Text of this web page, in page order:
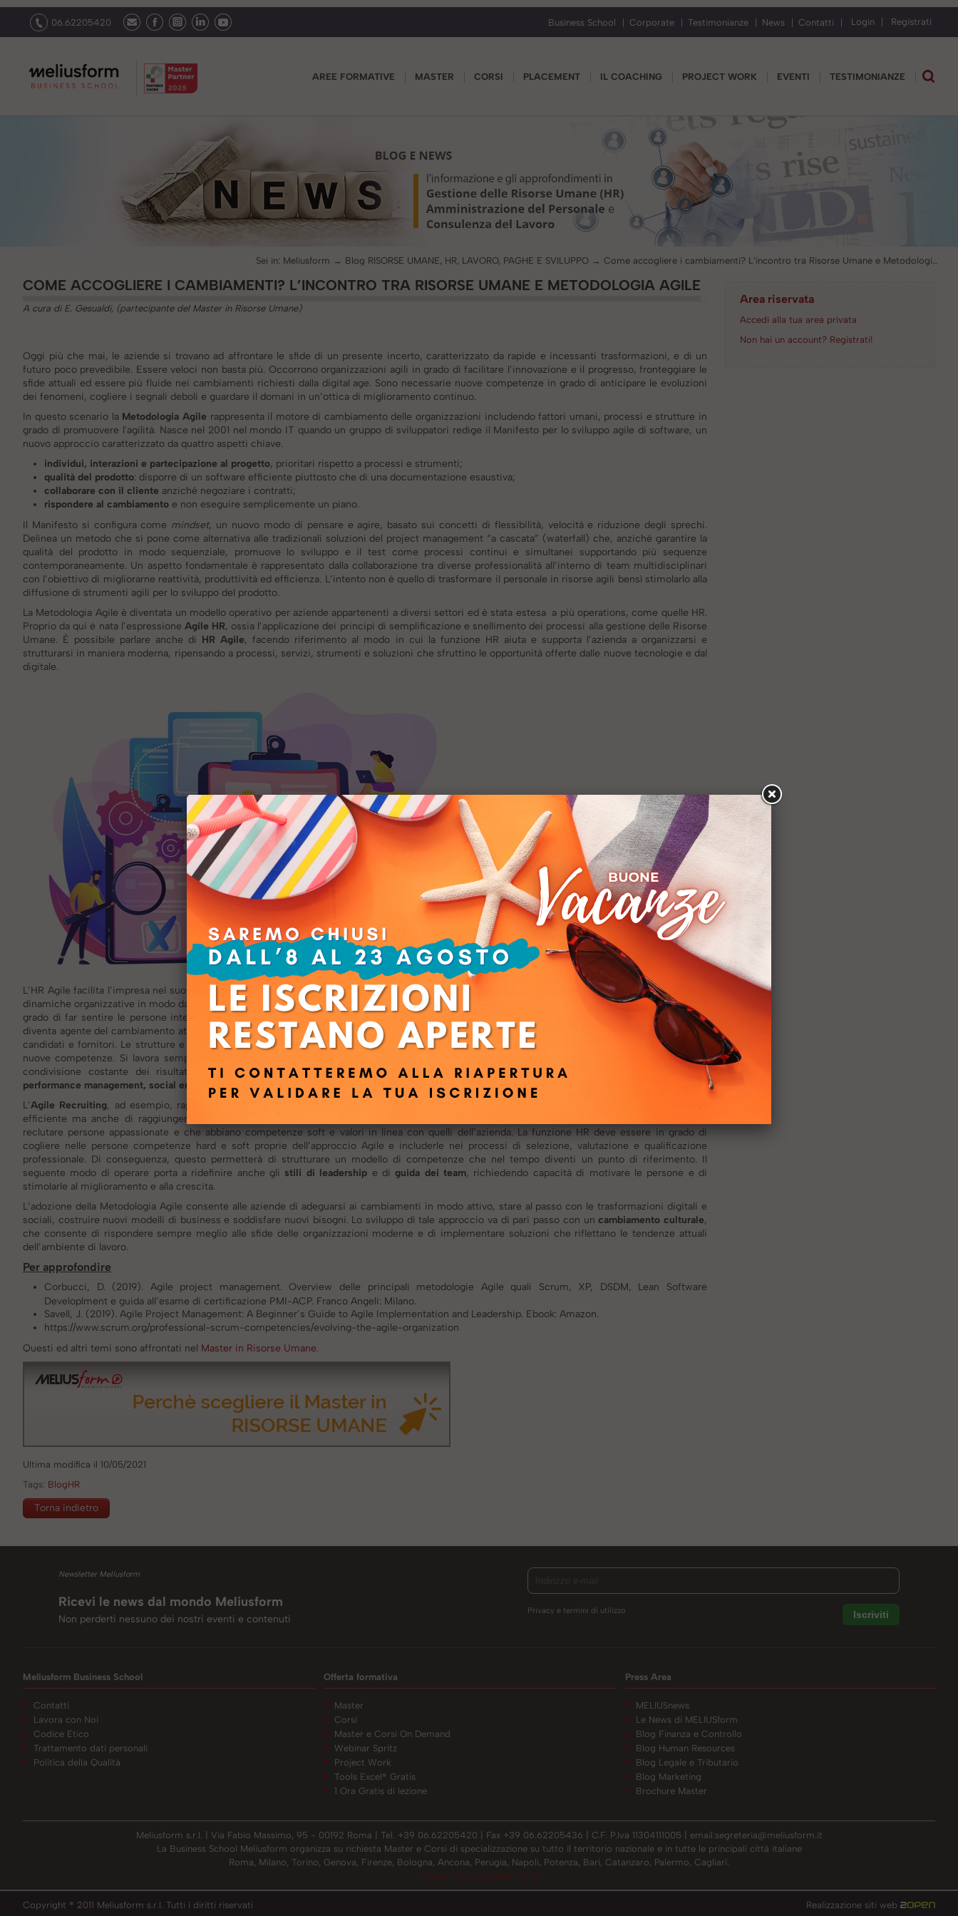
06.62205420 Business School Corporate Testimonianze News Contatti Login Registrati
AREE FORMATIVE MASTER CORSI PLACEMENT IL COACHING PROJECT WORK EVENTI TESTIMONIANZE
Sei in: Meliusform → Blog RISORSE UMANE, HR, LAVORO, PAGHE E SVILUPPO →
COME ACCOGLIERE I CAMBIAMENTI? L’INCONTRO TRA RISORSE UMANE E METODOLOGIA AGILE
A cura di E. Gesualdi, (partecipante del Master in Risorse Umane)
Oggi più che mai, le aziende si trovano ad affrontare le sfide di un presente incerto, caratterizzato da rapide e incessanti trasformazioni, e di un
futuro poco prevedibile. Essere veloci non basta più. Occorrono organizzazioni agili in grado di facilitare l’innovazione e il progresso, fronteggiare le
sfide attuali ed essere più fluide nei cambiamenti richiesti dalla digital age. Sono necessarie nuove competenze in grado di anticipare le evoluzioni
dei fenomeni, cogliere i segnali deboli e guardare il domani in un’ottica di miglioramento continuo.
In questo scenario laMetodologia Agile rappresenta il motore di cambiamento delle organizzazioni includendo fattori umani, processi e strutture in
grado di promuovere l'agilità. Nasce nel 2001 nel mondo IT quando un gruppo di sviluppatori redige il Manifesto per lo sviluppo agile di software, un
nuovo approccio caratterizzato da quattro aspetti chiave.
individui, interazioni e partecipazione al progetto, prioritari rispetto a processi e strumenti;
qualità del prodotto: disporre di un software efficiente piuttosto che di una documentazione esaustiva;
collaborare con il cliente anziché negoziare i contratti;
rispondere al cambiamento e non eseguire semplicemente un piano.
Il Manifesto si configura come mindset, un nuovo modo di pensare e agire, basato sui concetti di flessibilità, velocità e riduzione degli sprechi.
Delinea un metodo che si pone come alternativa alle tradizionali soluzioni del project management “a cascata” (waterfall) che, anziché garantire la
qualità del prodotto in modo sequenziale, promuove lo sviluppo e il test come processi continui e simultanei supportando più sequenze
contemporaneamente. Un aspetto fondamentale è rappresentato dalla collaborazione tra diverse professionalità all’interno di team multidisciplinari
con l’obiettivo di migliorarne reattività, produttività ed efficienza. L’intento non è quello di trasformare il personale in risorse agili bensì stimolarlo alla
diffusione di strumenti agili per lo sviluppo del prodotto.
La Metodologia Agile è diventata un modello operativo per aziende appartenenti a diversi settori ed è stata estesa a più operations, come quelle HR.
Proprio da qui è nata l’espressione Agile HR, ossia l’applicazione dei principi di semplificazione e snellimento dei processi alla gestione delle Risorse
Umane. È possibile parlare anche di HR Agile, facendo riferimento al modo in cui la funzione HR aiuta e supporta l’azienda a organizzarsi e
strutturarsi in maniera moderna, ripensando a processi, servizi, strumenti e soluzioni che sfruttino le opportunità offerte dalle nuove tecnologie e dal
digitale.
L’HR Agile facilita l’impresa nel suo flusso di lavoro giornaliero, la rende più adattabile all’ambiente di business esterno e consente un redesign delle
dinamiche organizzative in modo da gestire le persone e le relative funzioni in maniera più olistica. Si parla di servizi sempre più human-centered, in
grado di far sentire le persone integrate, realizzate e parti di un progetto, puntando a far vivere loro esperienze sempre migliori.
La funzione HR
diventa agente del cambiamento attraverso l’adozione di un diverso approccio gestionale e l’utilizzo di nuove soluzioni da parte di dipendenti, capi,
candidati e fornitori. Le strutture e i modelli di servizio tendono ad essere sempre più ibridi e si assiste alla crescente nascita di nuovi mestieri e
nuove competenze. Si lavora sempre più in
, di monitoraggio e
condivisione costante dei risultati raggiunti. Le principali innovazioni includono:
smart working, digital learning, crowdsourced feedback,
performance management, social employer branding, digital onboarding, Artificial Intelligence.
L’Agile Recruiting, ad esempio, rappresenta una metodologia che non solo permetterà di ridurre al minimo gli errori e di lavorare in modo più
efficiente ma anche di raggiungere numerosi benefici. Tra questi la possibilità di scommettere sulle diversità, lavorare sul personal branding,
reclutare persone appassionate e che abbiano competenze soft e valori in linea con quelli dell’azienda. La funzione HR deve essere in grado di
cogliere nelle persone competenze hard e soft proprie dell’approccio Agile e includerle nei processi di selezione, valutazione e qualificazione
professionale. Di conseguenza, questo permetterà di strutturare un modello di competenze che nel tempo diventi un punto di riferimento. Il
seguente modo di operare porta a ridefinire anche gli stili di leadership e diguida dei team, richiedendo capacità di motivare le persone e di
stimolarle al miglioramento e alla crescita.
L’adozione della Metodologia Agile consente alle aziende di adeguarsi ai cambiamenti in modo attivo, stare al passo con le trasformazioni digitali e
sociali, costruire nuovi modelli di business e soddisfare nuovi bisogni. Lo sviluppo di tale approccio va di pari passo con uncambiamento culturale,
che consente di rispondere sempre meglio alle sfide delle organizzazioni moderne e di implementare soluzioni che riflettano le tendenze attuali
dell’ambiente di lavoro.
Per approfondire
Corbucci, D. (2019). Agile project management. Overview delle principali metodologie Agile quali Scrum, XP, DSDM, Lean Software
Developlment e guida all’esame di certificazione PMI-ACP. Franco Angeli: Milano.
Savell, J. (2019). Agile Project Management: A Beginner’s Guide to Agile Implementation and Leadership. Ebook: Amazon.
https://www.scrum.org/professional-scrum-competencies/evolving-the-agile-organization
​Questi ed altri temi sono affrontati nel Master in Risorse Umane.
Ultima modifica il 10/05/2021
Tags: BlogHR
Torna indietro
Area riservata
Accedi alla tua area privata
Non hai un account? Registrati!
Newsletter Meliusform
Ricevi le news dal mondo Meliusform
Non perderti nessuno dei nostri eventi e contenuti
Privacy e termini di utilizzo
Meliusform Business School
Contatti
Lavora con Noi
Codice Etico
Trattamento dati personali
Politica della Qualità
Offerta formativa
Master
Corsi
Master e Corsi On Demand
Webinar Spritz
Project Work
Tools Excel® Gratis
1 Ora Gratis di lezione
Press Area
MELIUSnews
Le News di MELIUSform
Blog Finanza e Controllo
Blog Human Resources
Blog Legale e Tributario
Blog Marketing
Brochure Master
Meliusform s.r.l. | Via Fabio Massimo, 95 - 00192 Roma | Tel. +39 06.62205420 | Fax +39 06.62205436 | C.F. P.Iva 11304111005 | email:segreteria@meliusform.it
La Business School Meliusform organizza su richiesta Master e Corsi di specializzazione su tutto il territorio nazionale e in tutte le principali città italiane
Roma, Milano, Torino, Genova, Firenze, Bologna, Ancona, Perugia, Napoli, Potenza, Bari, Catanzaro, Palermo, Cagliari.
Privacy Policy Cookie Policy
Copyright ® 2011 Meliusform s.r.l. Tutti i diritti riservati Realizzazione siti web